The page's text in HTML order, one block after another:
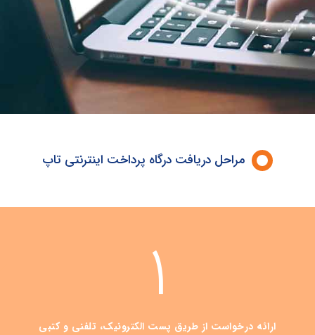
مراحل دریافت درگاه پرداخت اینترنتی تاپ
1
ارائه درخواست از طریق پست الکترونیک، تلفنی و کتبی